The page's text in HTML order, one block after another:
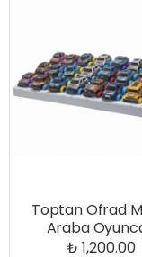
Toptan Ofrad
Araba
₺ 1,200.00